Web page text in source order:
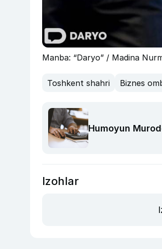
Manba: “Daryo” / Madina
Toshkent shahri Biznes
Humoyun
Izohlar